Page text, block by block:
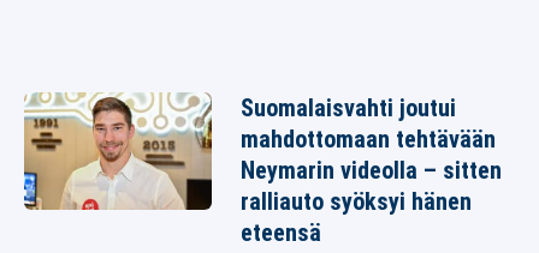
Suomalaisvahti joutui
mahdottomaan tehtävään
Neymarin videolla – sitten
ralliauto syöksyi hänen
eteensä